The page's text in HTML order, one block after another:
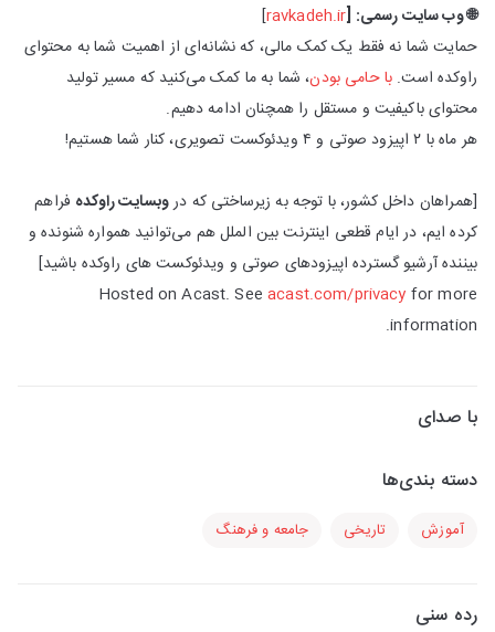
🌐 وب‌ سایت رسمی: [ravkadeh.ir
]
حمایت شما نه فقط یک کمک مالی، که نشانه‌ای از اهمیت شما به محتوای
راوکده است. با حامی بودن، شما به ما کمک می‌کنید که مسیر تولید
محتوای باکیفیت و مستقل را همچنان ادامه دهیم.
هر ماه با ۲ اپیزود صوتی و ۴ ویدئوکست تصویری، کنار شما هستیم!
[همراهان داخل کشور، با توجه به زیرساختی که دروبسایت راوکده فراهم
کرده ایم، در ایام قطعی اینترنت بین الملل هم می‌توانید همواره شنونده و
بیننده آرشیو گسترده اپیزودهای صوتی و ویدئوکست های راوکده باشید]
Hosted on Acast. Seeacast.com/privacy for more
information.
با صدای
دسته بندی‌ها
آموزش تاریخی جامعه و فرهنگ
رده سنی